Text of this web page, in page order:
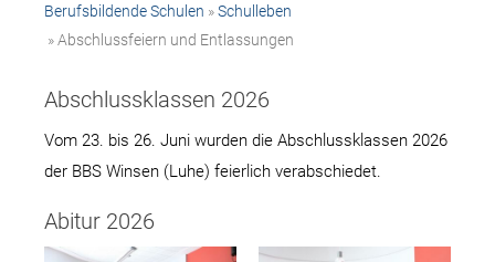
Berufsbildende Schulen »Schulleben
» Abschlussfeiern und Entlassungen
Abschlussklassen 2026
Vom 23. bis 26. Juni wurden die Abschlussklassen 2026
der BBS Winsen (Luhe) feierlich verabschiedet.
Abitur 2026